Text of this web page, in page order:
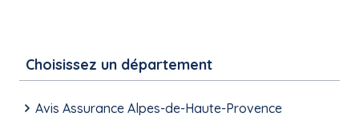
Choisissez un département
Avis Assurance Alpes-de-Haute-Provence